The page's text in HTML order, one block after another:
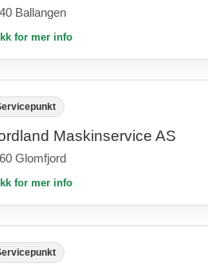
Ballangen
for mer info
Maskinservice AS
Glomfjord
for mer info